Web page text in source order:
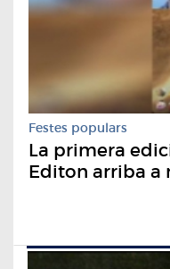
Festes populars
La primera
Editon arriba a